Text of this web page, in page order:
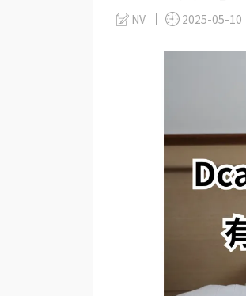
NV 2025-05-10